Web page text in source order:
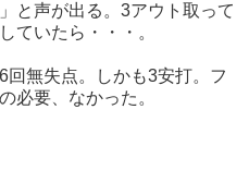
と声が出る。3アウト取って
ていたら・・・。
無失点。しかも3安打。フ
必要、なかった。